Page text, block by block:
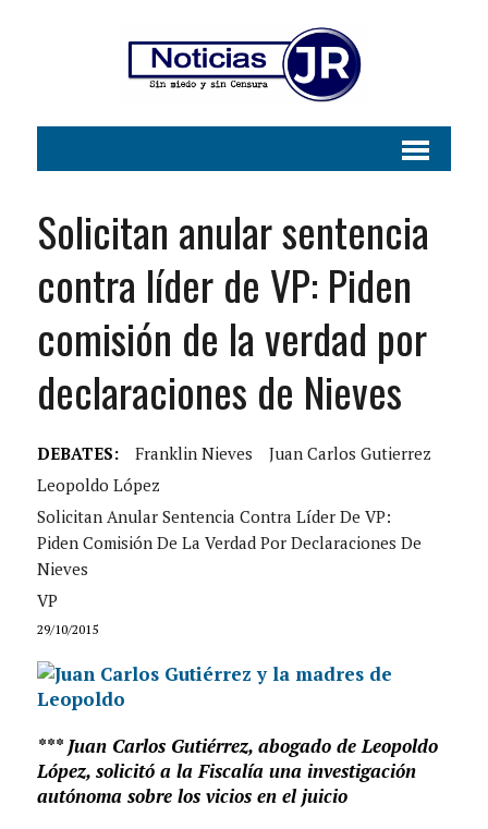
Solicitan anular sentencia
contra líder de VP: Piden
comisión de la verdad por
declaraciones de Nieves
DEBATES: Franklin Nieves
Juan Carlos Gutierrez
Leopoldo López
Solicitan Anular Sentencia Contra Líder De VP:
Piden Comisión De La Verdad Por Declaraciones De
Nieves
VP
29/10/2015
*** Juan Carlos Gutiérrez, abogado de Leopoldo
López, solicitó a la Fiscalía una investigación
autónoma sobre los vicios en el juicio